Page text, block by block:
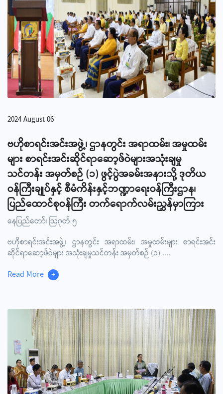
2024 August 06
ဗဟိုစာရင်းအင်းအဖွဲ့၊ ဌာနတွင်း အရာထမ်း၊ အမှုထမ်း
များ စာရင်းအင်းဆိုင်ရာဆော့ဖ်ဝဲများအသုံးချမှု
သင်တန်း အမှတ်စဉ် (၁) ဖွင့်ပွဲအခမ်းအနားသို့ ဒုတိယ
ဝန်ကြီးချုပ်နှင့် စီမံကိန်းနှင့်ဘဏ္ဍာရေးဝန်ကြီးဌာန၊
ပြည်ထောင်စုဝန်ကြီး တက်ရောက်လမ်းညွှန်မှာကြား
နေပြည်တော်၊ ဩဂုတ် ၅
ဗဟိုစာရင်းအင်းအဖွဲ့၊ ဌာနတွင်း အရာထမ်း၊ အမှုထမ်းများ စာရင်းအင်း
ဆိုင်ရာဆော့ဖ်ဝဲများ အသုံးချမှုသင်တန်း အမှတ်စဉ် (၁) ....
Read More +